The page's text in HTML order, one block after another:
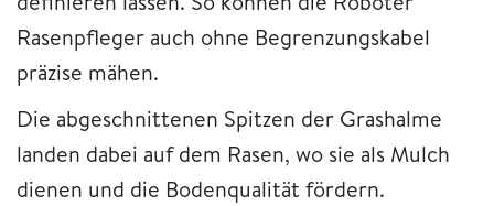
Rasenpfleger auch ohne Begrenzungskabel
präzise mähen.
Die abgeschnittenen Spitzen der Grashalme
landen dabei auf dem Rasen, wo sie als Mulch
dienen und die Bodenqualität fördern.